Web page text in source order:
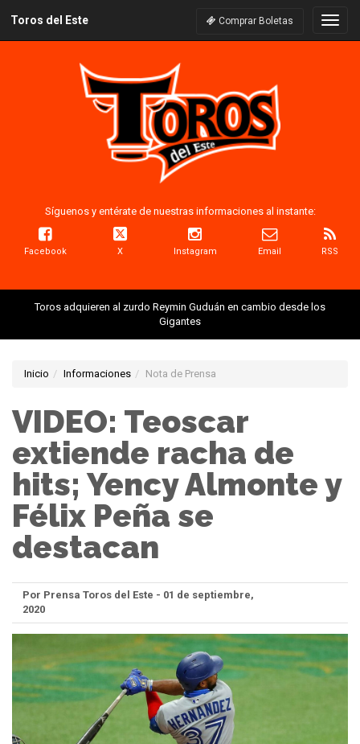
Toros del Este Comprar Boletas
Síguenos y entérate de nuestras informaciones al instante:
Facebook X Instagram Email RSS
Toros adquieren al zurdo Reymin Guduán en cambio desde los
Gigantes
Inicio Informaciones Nota de Prensa
VIDEO: Teoscar
extiende racha de
hits; Yency Almonte y
Félix Peña se
destacan
Por Prensa Toros del Este - 01 de septiembre,
2020